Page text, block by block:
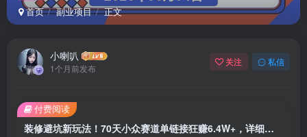
首页 副业项目 正文
小喇叭
1个月前发布
关注 私信
装修避坑新玩法！70天小众赛道单链接狂赚6.4W+，详细攻略揭秘
付费阅读